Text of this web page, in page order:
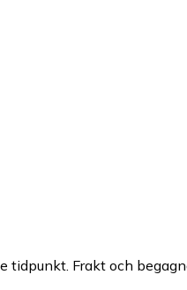
tidpunkt. Frakt och